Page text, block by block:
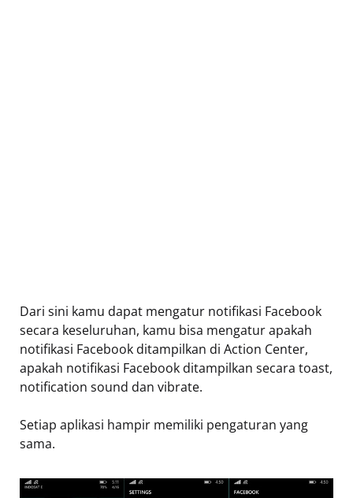
Dari sini kamu dapat mengatur notifikasi Facebook
secara keseluruhan, kamu bisa mengatur apakah
notifikasi Facebook ditampilkan di Action Center,
apakah notifikasi Facebook ditampilkan secara toast,
notification sound dan vibrate.
Setiap aplikasi hampir memiliki pengaturan yang
sama.